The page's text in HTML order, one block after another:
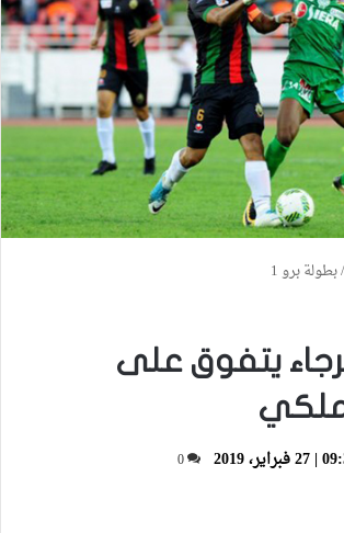
/بطولة برو 1
يتفوق على
2019
0